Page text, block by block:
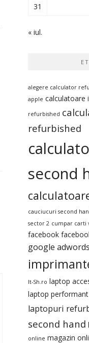
31
« iul.
alegere calculator
apple calculatoare
refurbished
refurbished
second
cauciucuri second
sector 2 cumpar carti
facebook
google adwords
It-Sh.ro laptop
laptop performant
laptopuri
second hand
online magazin